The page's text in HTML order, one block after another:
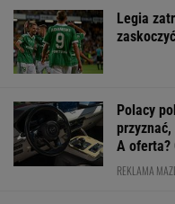
Legia
zaskoczyć
Polacy
A oferta?
REKLAMA